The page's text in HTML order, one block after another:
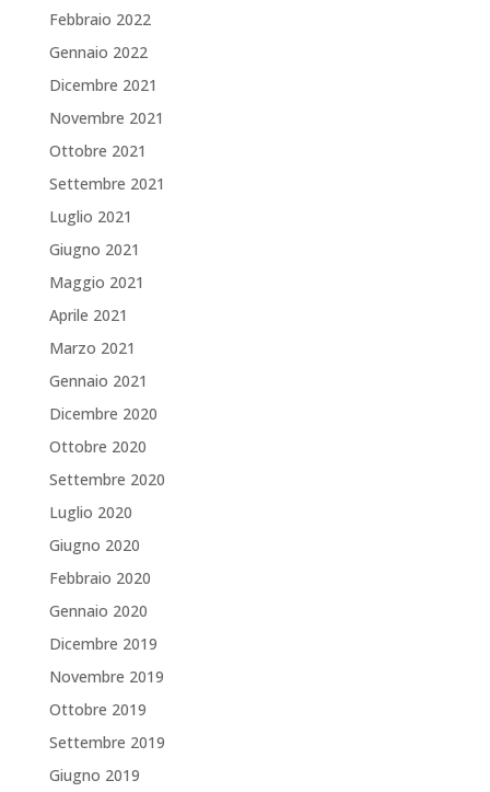
Febbraio 2022
Gennaio 2022
Dicembre 2021
Novembre 2021
Ottobre 2021
Settembre 2021
Luglio 2021
Giugno 2021
Maggio 2021
Aprile 2021
Marzo 2021
Gennaio 2021
Dicembre 2020
Ottobre 2020
Settembre 2020
Luglio 2020
Giugno 2020
Febbraio 2020
Gennaio 2020
Dicembre 2019
Novembre 2019
Ottobre 2019
Settembre 2019
Giugno 2019